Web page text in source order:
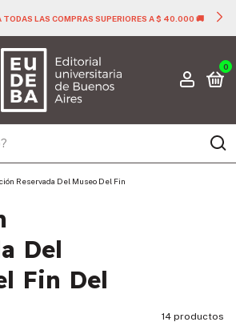
TODAS LAS COMPRAS SUPERIORES A $ 40.000 🚚
0
Reservada Del Museo Del Fin
Del
Fin Del
14 productos